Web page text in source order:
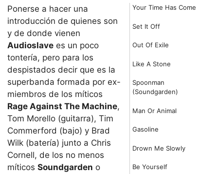
Your Time Has Come
Set It Off
Out Of Exile
Like A Stone
Spoonman
(Soundgarden)
Man Or Animal
Gasoline
Drown Me Slowly
Be Yourself
Ponerse a hacer una
introducción de quienes son
y de donde vienen
Audioslave es un poco
tontería, pero para los
despistados decir que es la
superbanda formada por ex-
miembros de los míticos
Rage Against The Machine,
Tom Morello (guitarra), Tim
Commerford (bajo) y Brad
Wilk (batería) junto a Chris
Cornell, de los no menos
míticos Soundgarden o